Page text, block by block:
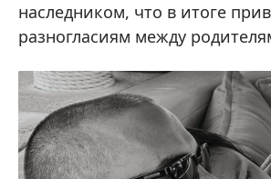
наследником, что в итоге
разногласиям между